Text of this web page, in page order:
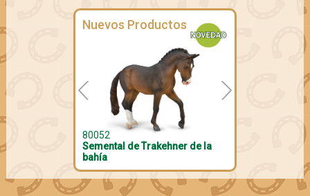
Nuevos Productos
80052
Semental de Trakehner de la
bahía